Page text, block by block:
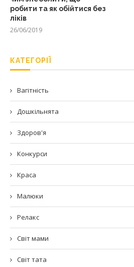
робити та як обійтися без
ліків
26/06/2019
КАТЕГОРІЇ
Вагітність
Дошкільнята
Здоров'я
Конкурси
Краса
Малюки
Релакс
Світ мами
Світ тата